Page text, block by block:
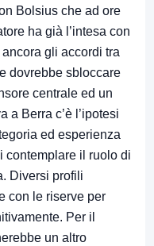
Bolsius che ad ore
ha già l’intesa con
gli accordi tra
dovrebbe sbloccare
centrale ed un
a Berra c’è l’ipotesi
ed esperienza
contemplare il ruolo di
Diversi profili
con le riserve per
Per il
un altro